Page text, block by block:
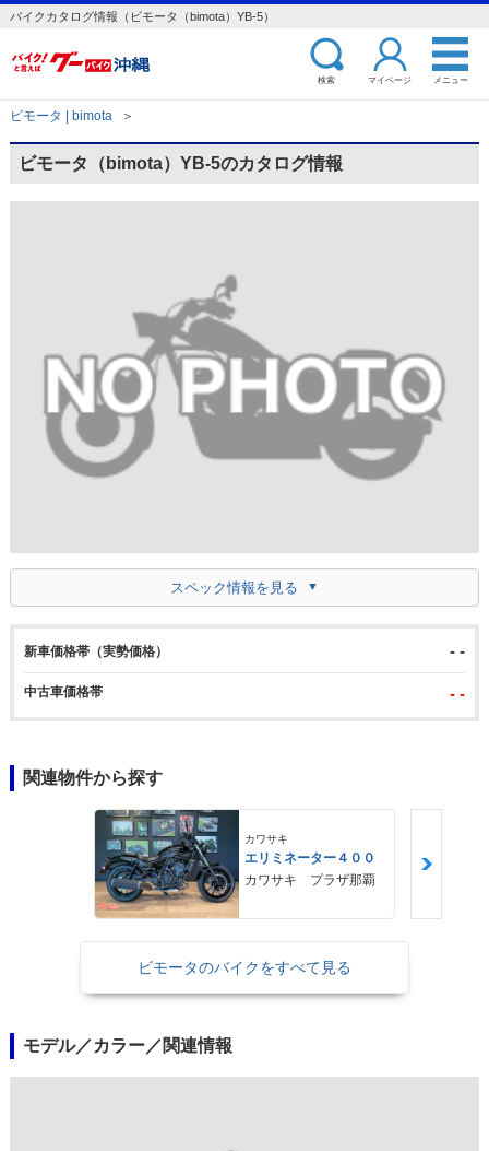
バイクカタログ情報（ビモータ（bimota）YB-5）
検索 マイページ メニュー
ビモータ | bimota ＞
ビモータ（bimota）YB-5のカタログ情報
スペック情報を見る
新車価格帯（実勢価格） - -
中古車価格帯 - -
関連物件から探す
カワサキ
エリミネーター４００
カワサキ プラザ那覇
ビモータのバイクをすべて見る
モデル／カラー／関連情報